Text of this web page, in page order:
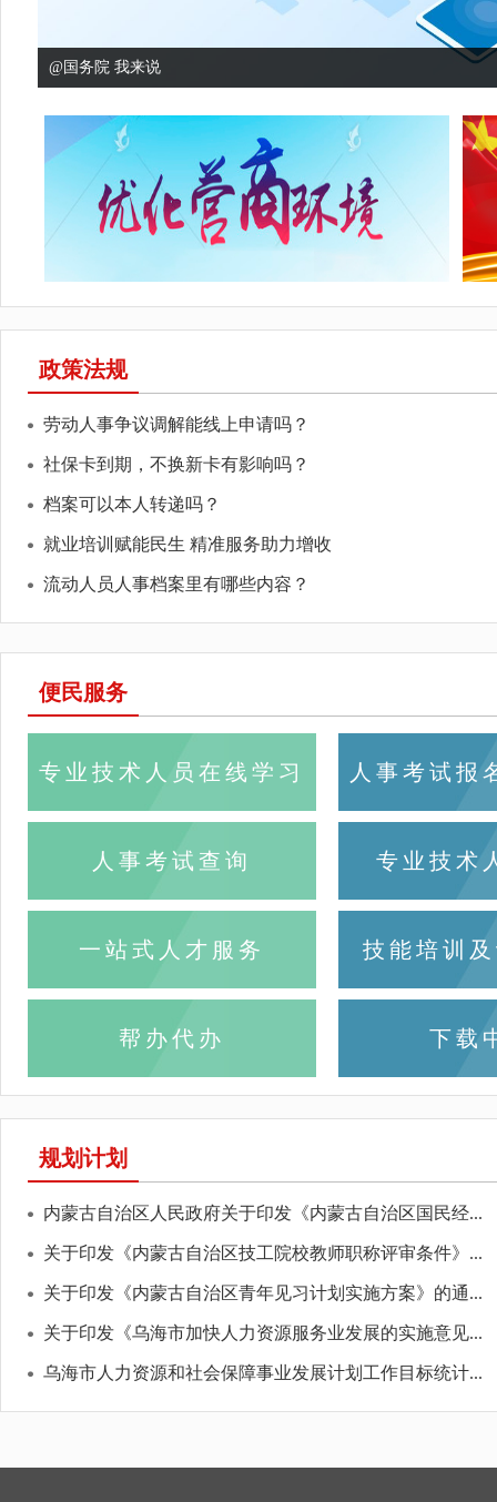
@国务院 我来说
政策法规
劳动人事争议调解能线上申请吗？
社保卡到期，不换新卡有影响吗？
档案可以本人转递吗？
就业培训赋能民生 精准服务助力增收
流动人员人事档案里有哪些内容？
便民服务
专业技术人员在线学习 人事考试报
打
人事考试查询 专业技术
一站式人才服务 技能培训
帮办代办 下载
规划计划
内蒙古自治区人民政府关于印发《内蒙古自治区国民经...
关于印发《内蒙古自治区技工院校教师职称评审条件》...
关于印发《内蒙古自治区青年见习计划实施方案》的通...
关于印发《乌海市加快人力资源服务业发展的实施意见...
乌海市人力资源和社会保障事业发展计划工作目标统计...